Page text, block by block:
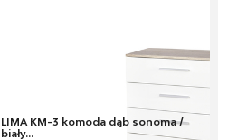
LIMA KM-3 komoda dąb sonoma /
biały...